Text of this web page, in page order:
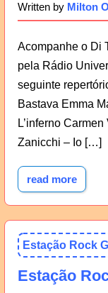
Written by Milton
Acompanhe o Di
pela Rádio
seguinte
Bastava Emma
L’inferno
Zanicchi – Io […]
read more
Estação Rock
Estação